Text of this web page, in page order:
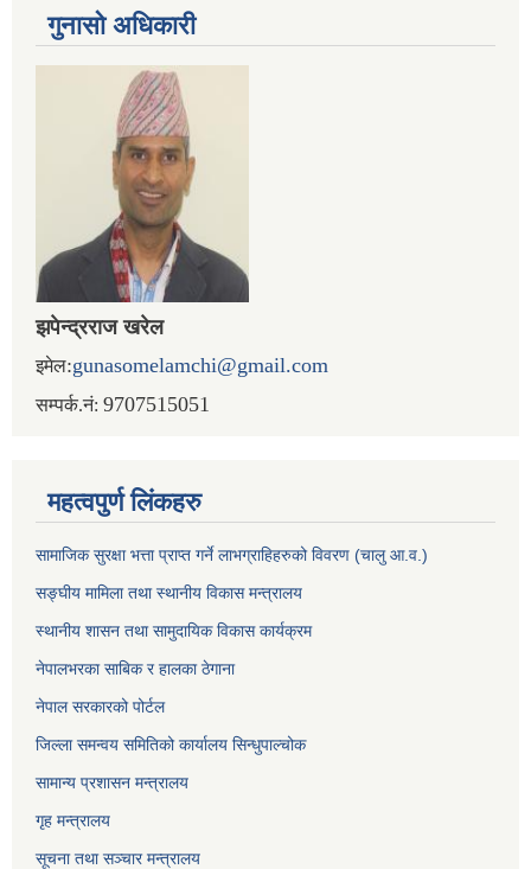
गुनासो अधिकारी
झपेन्द्रराज खरेल
इमेल:gunasomelamchi@gmail.com
सम्पर्क.नं: 9707515051
महत्वपुर्ण लिंकहरु
सामाजिक सुरक्षा भत्ता प्राप्त गर्ने लाभग्राहिहरुको विवरण (चालु आ.व.)
सङ्घीय मामिला तथा स्थानीय विकास मन्त्रालय
स्थानीय शासन तथा सामुदायिक विकास कार्यक्रम
नेपालभरका साबिक र हालका ठेगाना
नेपाल सरकारको पोर्टल
जिल्ला समन्वय समितिको कार्यालय सिन्धुपाल्चोक
सामान्य प्रशासन मन्त्रालय
गृह मन्त्रालय
सूचना तथा सञ्चार मन्त्रालय